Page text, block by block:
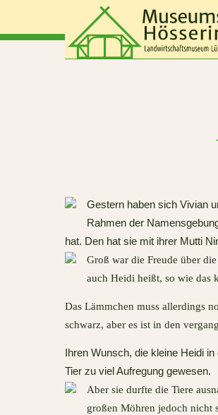
Gestern haben sich Vivian
Rahmen der
hat. Den hat sie mit ihrer Mutti
Groß war die Freude über
auch Heidi heißt, so wie das
Das Lämmchen muss allerdings
schwarz, aber es ist in den
Ihren Wunsch, die kleine Heidi
Tier zu viel Aufregung gewesen.
Aber sie durfte die Tiere
großen Möhren jedoch nicht